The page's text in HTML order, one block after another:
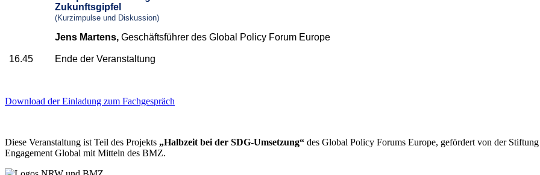
Zukunftsgipfel
(Kurzimpulse und Diskussion)
Jens Martens,Geschäftsführer des Global Policy Forum Europe
16.45 Ende der Veranstaltung
Download der Einladung zum Fachgespräch
Diese Veranstaltung ist Teil des Projekts „Halbzeit bei der SDG-Umsetzung“ des Global Policy Forums Europe, gefördert von der
Engagement Global mit Mitteln des BMZ.